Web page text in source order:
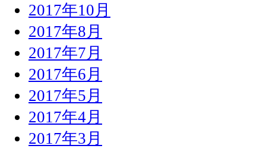
2017年10月
2017年8月
2017年7月
2017年6月
2017年5月
2017年4月
2017年3月